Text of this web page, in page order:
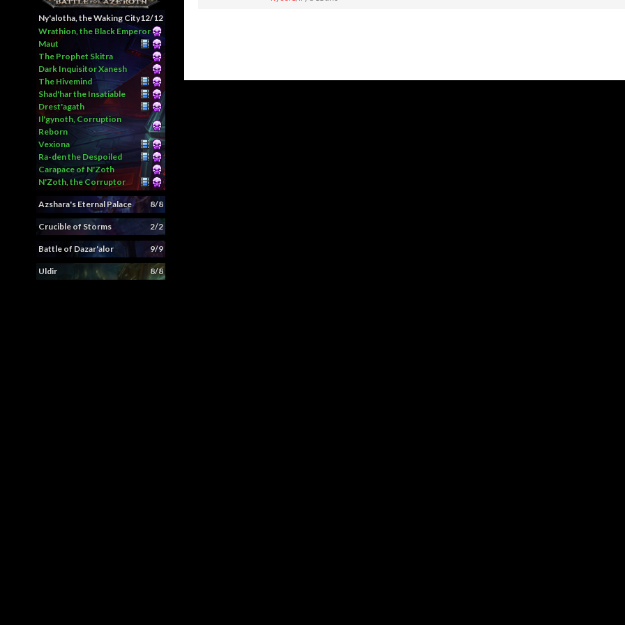
12/12
Ny'alotha, the Waking City
Wrathion, the Black Emperor
Maut
The Prophet Skitra
Dark Inquisitor Xanesh
The Hivemind
Shad'har the Insatiable
Drest'agath
Il'gynoth, Corruption
Reborn
Vexiona
Ra-den the Despoiled
Carapace of N'Zoth
N'Zoth, the Corruptor
8/8
Azshara's Eternal Palace
2/2
Crucible of Storms
9/9
Battle of Dazar'alor
8/8
Uldir